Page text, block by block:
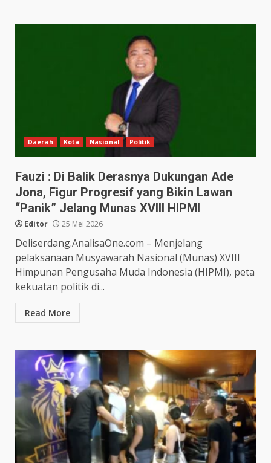
Daerah Kota Nasional Politik
Fauzi : Di Balik Derasnya Dukungan Ade
Jona, Figur Progresif yang Bikin Lawan
“Panik” Jelang Munas XVIII HIPMI
Editor 25 Mei 2026
Deliserdang.AnalisaOne.com – Menjelang
pelaksanaan Musyawarah Nasional (Munas) XVIII
Himpunan Pengusaha Muda Indonesia (HIPMI), peta
kekuatan politik di...
Read More